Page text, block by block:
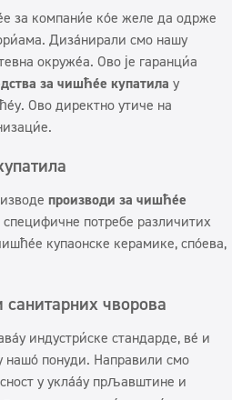
за компаније које желе да одрже
Дизајнирали смо нашу
окружења. Ово је гаранција
за чишћење купатила у
Ово директно утиче на
производи за чишћење
потребе различитих
купаонске керамике, спојева,
санитарних чворова
индустријске стандарде, већ и
нашој понуди. Направили смо
у уклањању прљавштине и